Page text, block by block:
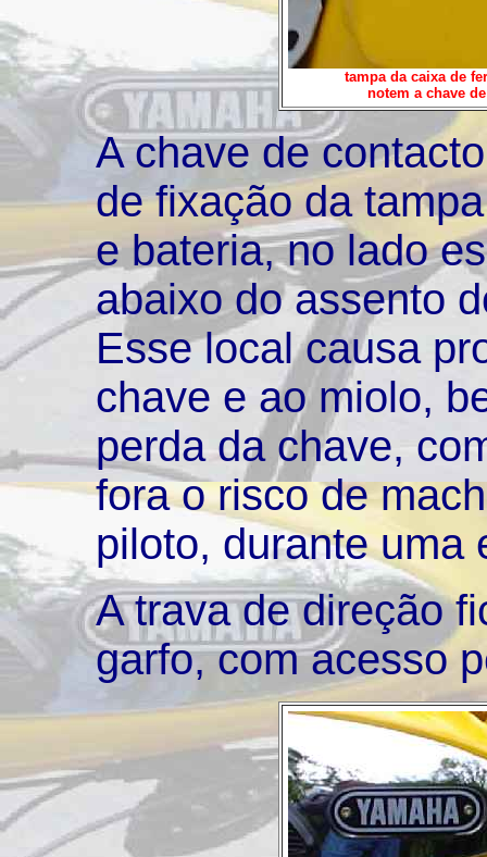
tampa da caixa de
notem a chave
A chave de
de fixação da
e bateria, no lado
abaixo do assento
Esse local causa
chave e ao miolo,
perda da chave,
fora o risco de
piloto, durante uma
A trava de direção
garfo, com acesso